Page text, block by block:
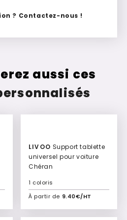
? Contactez-nous !
aussi ces
LIVOO
universel pour voiture
Chéran
À partir de 9.40€/HT
1 coloris
Ajouter à mon devis